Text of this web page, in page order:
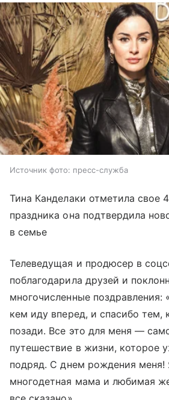
Источник фото: пресс-служба
Тина Канделаки отметила свое
праздника она подтвердила
в семье
Телеведущая и продюсер в
поблагодарила друзей и
многочисленные поздравления:
кем иду вперед, и спасибо тем,
позади. Все это для меня —
путешествие в жизни, которое
подряд. С днем рождения меня!
многодетная мама и любимая